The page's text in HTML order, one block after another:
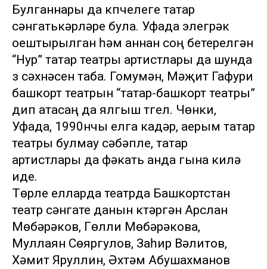
Булганнары да күпчелеге татар
сәнгатькәрләре була. Уфада элегрәк
оештырылган һәм аннан соң бетерелгән
“Нур” татар театры артистлары да шунда
үз сәхнәсен таба. Гомумән, Мәҗит Гафури
башкорт театрын “татар-башкорт театры”
дип атасаң да ялгыш түгел. Чөнки,
Уфада, 1990нчы елга кадәр, аерым татар
театры булмау сәбәпле, татар
артистлары да фәкать анда гына килә
иде.
Төрле елларда театрда Башкортстан
театр сәнгате данын күтәргән Арслан
Мөбәрәков, Гөлли Мөбәрәкова,
Муллаян Сөяргулов, Заһир Вәлитов,
Хәмит Яруллин, Әхтәм Абушахманов